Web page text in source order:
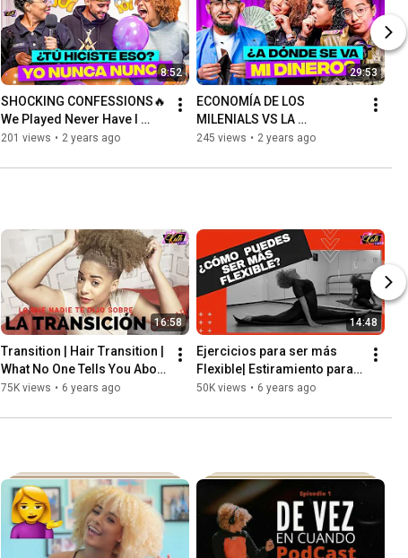
8:52
SHOCKING CONFESSIONS🔥
We Played Never Have I
Ever!!!
201 views • 2 years ago
29:53
ECONOMÍA DE LOS
MILENIALS VS LA
GENERACION Z
245 views • 2 years ago
16:58
Transition | Hair Transition |
What No One Tells You About
It | HairStyle-AfroHair
75K views • 6 years ago
14:48
Ejercicios para ser más
Flexible| Estiramiento para
hacer Split y Squat| Cómo
50K views • 6 years ago